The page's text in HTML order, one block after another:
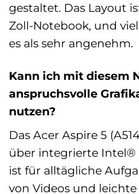
gestaltet. Das Layout
Zoll-Notebook, und
es als sehr angenehm.
Kann ich mit diesem
anspruchsvolle
nutzen?
Das Acer Aspire 5
über integrierte Intel®
ist für alltägliche
von Videos und